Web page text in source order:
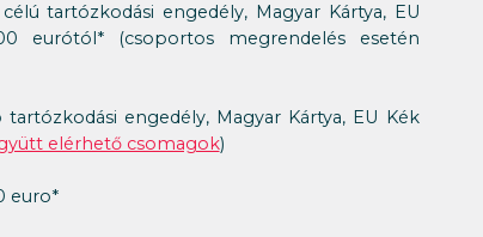
tartózkodási engedély, Magyar Kártya, EU
eurótól* (csoportos megrendelés esetén
engedély, Magyar Kártya, EU Kék
elérhető csomagok)
euro*